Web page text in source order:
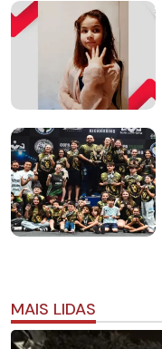
MAIS LIDAS